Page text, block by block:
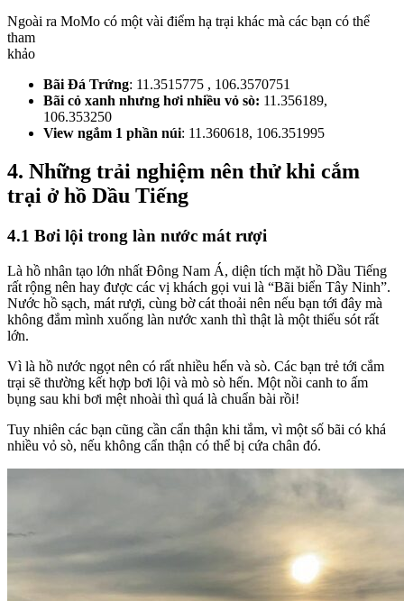
Ngoài ra MoMo có một vài điểm hạ trại khác mà các bạn có thể
tham
khảo
Bãi Đá Trứng: 11.3515775 , 106.3570751
Bãi cỏ xanh nhưng hơi nhiều vỏ sò: 11.356189,
106.353250
View ngắm 1 phần núi: 11.360618, 106.351995
4. Những trải nghiệm nên thử khi cắm
trại ở hồ Dầu Tiếng
4.1 Bơi lội trong làn nước mát rượi
Là hồ nhân tạo lớn nhất Đông Nam Á, diện tích mặt hồ Dầu Tiếng
rất rộng nên hay được các vị khách gọi vui là “Bãi biển Tây Ninh”.
Nước hồ sạch, mát rượi, cùng bờ cát thoải nên nếu bạn tới đây mà
không đắm mình xuống làn nước xanh thì thật là một thiếu sót rất
lớn.
Vì là hồ nước ngọt nên có rất nhiều hến và sò. Các bạn trẻ tới cắm
trại sẽ thường kết hợp bơi lội và mò sò hến. Một nồi canh to ấm
bụng sau khi bơi mệt nhoài thì quá là chuẩn bài rồi!
Tuy nhiên các bạn cũng cần cẩn thận khi tắm, vì một số bãi có khá
nhiều vỏ sò, nếu không cẩn thận có thể bị cứa chân đó.